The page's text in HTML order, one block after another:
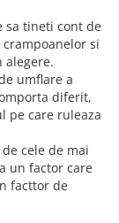
sa tineti cont de
si
alegere.
umflare a
diferit,
pe care ruleaza
cele de mai
un factor care
facttor de